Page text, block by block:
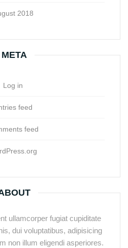
2018
META
Log in
feed
feed
ullamcorper fugiat cupiditate
dui voluptatibus, adipisicing
non illum eligendi asperiores.